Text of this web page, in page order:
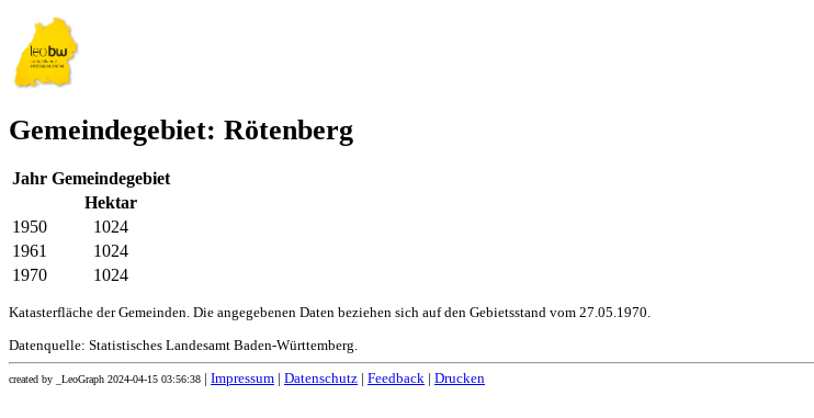
Gemeindegebiet: Rötenberg
Jahr Gemeindegebiet
Hektar
1950
1024
1961
1024
1970
1024
Katasterfläche der Gemeinden. Die angegebenen Daten beziehen sich auf den Gebietsstand vom 27.05.1970.
Datenquelle: Statistisches Landesamt Baden-Württemberg.
created by _LeoGraph 2024-04-15 03:56:38 Impressum Datenschutz Feedback Drucken